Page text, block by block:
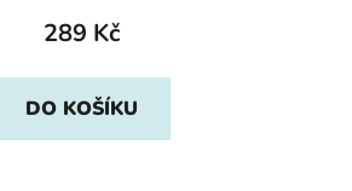
289 Kč
DO KOŠÍKU